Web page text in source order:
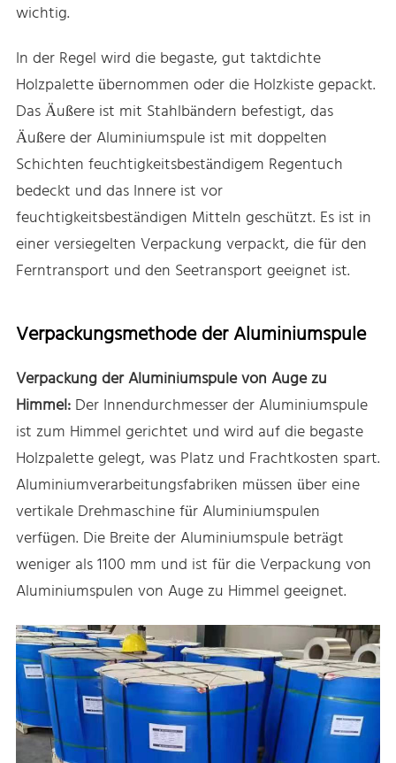
wichtig.
In der Regel wird die begaste, gut taktdichte
Holzpalette übernommen oder die Holzkiste gepackt.
Das Äußere ist mit Stahlbändern befestigt, das
Äußere der Aluminiumspule ist mit doppelten
Schichten feuchtigkeitsbeständigem Regentuch
bedeckt und das Innere ist vor
feuchtigkeitsbeständigen Mitteln geschützt. Es ist in
einer versiegelten Verpackung verpackt, die für den
Ferntransport und den Seetransport geeignet ist.
Verpackungsmethode der Aluminiumspule
Verpackung der Aluminiumspule von Auge zu
Himmel:Der Innendurchmesser der Aluminiumspule
ist zum Himmel gerichtet und wird auf die begaste
Holzpalette gelegt, was Platz und Frachtkosten spart.
Aluminiumverarbeitungsfabriken müssen über eine
vertikale Drehmaschine für Aluminiumspulen
verfügen. Die Breite der Aluminiumspule beträgt
weniger als 1100 mm und ist für die Verpackung von
Aluminiumspulen von Auge zu Himmel geeignet.